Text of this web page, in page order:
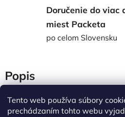
Tento web používa súbory
prechádzaním tohto webu
Doručenie do viac
miest Packeta
po celom Slovensku
Popis
Diskusia